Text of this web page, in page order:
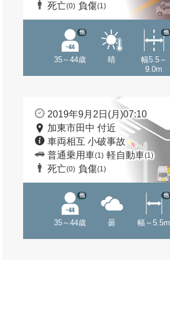
死亡(0) 負傷(1)
35～44歳
他
晴
幅5.5～
9.0m
他
2019年9月2日(月)07:10
加東市田中 付近
車両相互 小破事故
普通乗用車(1) 軽自動車(1)
死亡(0) 負傷(1)
35～44歳
他
曇 幅～5.5m
他